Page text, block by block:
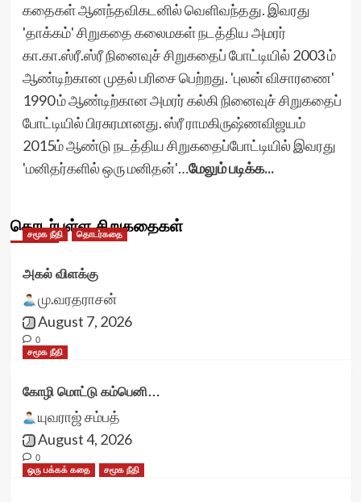
கதைகள் ஆனந்தவிகடனில் வெளிவந்தது. இவரது
'தாக்கம்' சிறுகதை கலைமகள் நடத்திய அமரர்
கா.கா.ஸ்ரீ.ஸ்ரீ நினைவுச் சிறுகதைப் போட்டியில் 2003 ம்
ஆண்டிற்கான முதல் பரிசை பெற்றது. 'புலன் விசாரணை'
1990 ம் ஆண்டிற்கான அமரர் கல்கி நினைவுச் சிறுகதைப்
போட்டியில் பிரசுரமானது. ஸ்ரீ ராமகிருஷ்ணவிஜயம்
2015ம் ஆண்டு நடத்திய சிறுகதைப்போட்டியில் இவரது
'மனிதர்களில் ஒரு மனிதன்'…மேலும் படிக்க...
தொடர்புள்ள சிறுகதைகள்
சமூக நீதி தொடர்கதை
அகல் விளக்கு
மு.வரதராசன்
August 7, 2026
0
சமூக நீதி
கோழி மொட்டு கம்பெனி…
யுவராஜ் சம்பத்
August 4, 2026
0
ஒரு பக்கக் கதை
சமூக நீதி